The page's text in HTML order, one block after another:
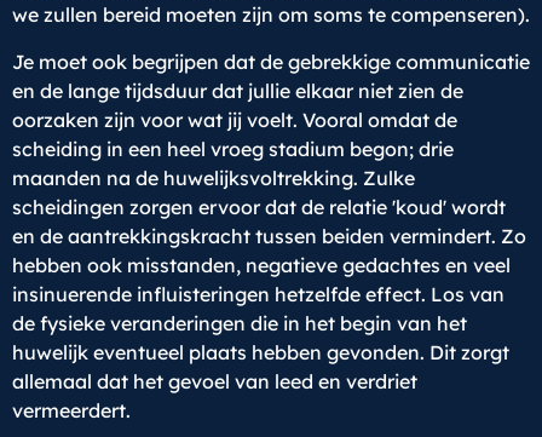
we zullen bereid moeten zijn om soms te compenseren).
Je moet ook begrijpen dat de gebrekkige communicatie
en de lange tijdsduur dat jullie elkaar niet zien de
oorzaken zijn voor wat jij voelt. Vooral omdat de
scheiding in een heel vroeg stadium begon; drie
maanden na de huwelijksvoltrekking. Zulke
scheidingen zorgen ervoor dat de relatie 'koud' wordt
en de aantrekkingskracht tussen beiden vermindert. Zo
hebben ook misstanden, negatieve gedachtes en veel
insinuerende influisteringen hetzelfde effect. Los van
de fysieke veranderingen die in het begin van het
huwelijk eventueel plaats hebben gevonden. Dit zorgt
allemaal dat het gevoel van leed en verdriet
vermeerdert.